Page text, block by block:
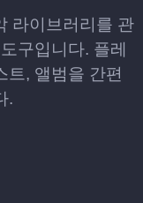
라이브러리를 관
구입니다. 플레
트, 앨범을 간편
.